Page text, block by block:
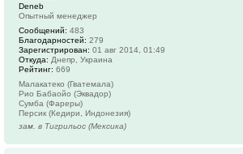
Deneb
Опытный менеджер
Сообщений: 483
Благодарностей: 279
Зарегистрирован: 01 авг 2014, 01:49
Откуда: Днепр, Украина
Рейтинг: 669
Малакатеко (Гватемала)
Рио Бабаойо (Эквадор)
Сумба (Фареры)
Персик (Кедири, Индонезия)
зам. в Тигрильос (Мексика)